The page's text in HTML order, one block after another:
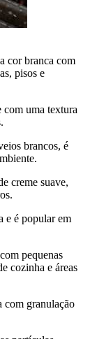
cor branca com
pisos e
com uma textura
brancos, é
creme suave,
e é popular em
pequenas
cozinha e áreas
com granulação